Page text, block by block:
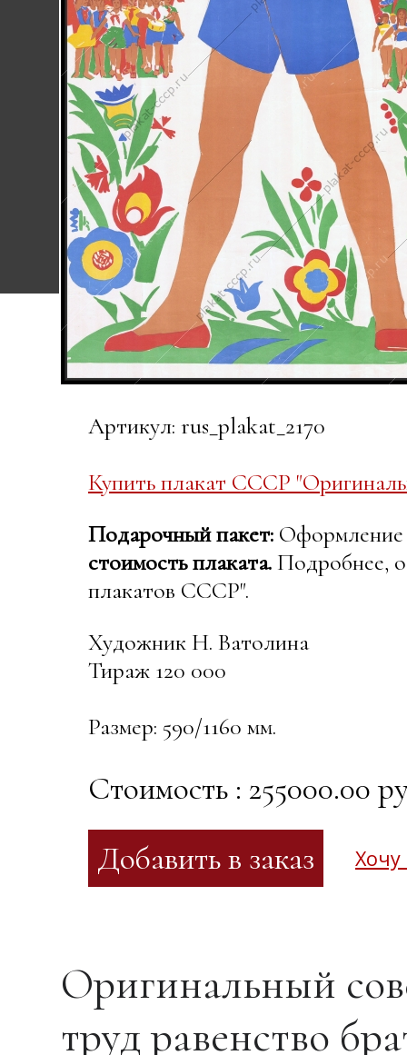
Артикул: rus_plakat_2170
Купить плакат СССР
Подарочный пакет: Оформление
стоимость плаката. Подробнее,
плакатов СССР".
Художник Н. Ватолина
Тираж 120 000
Размер: 590/1160 мм.
Стоимость : 255000.00
Хочу
Оригинальный
труд равенство